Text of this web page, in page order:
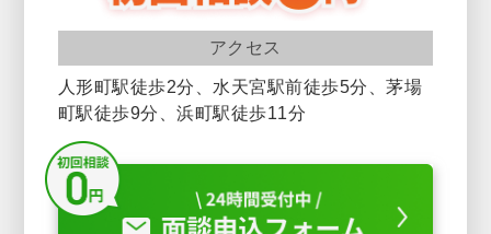
アクセス
人形町駅徒歩2分、水天宮駅前徒歩5分、茅場
町駅徒歩9分、浜町駅徒歩11分